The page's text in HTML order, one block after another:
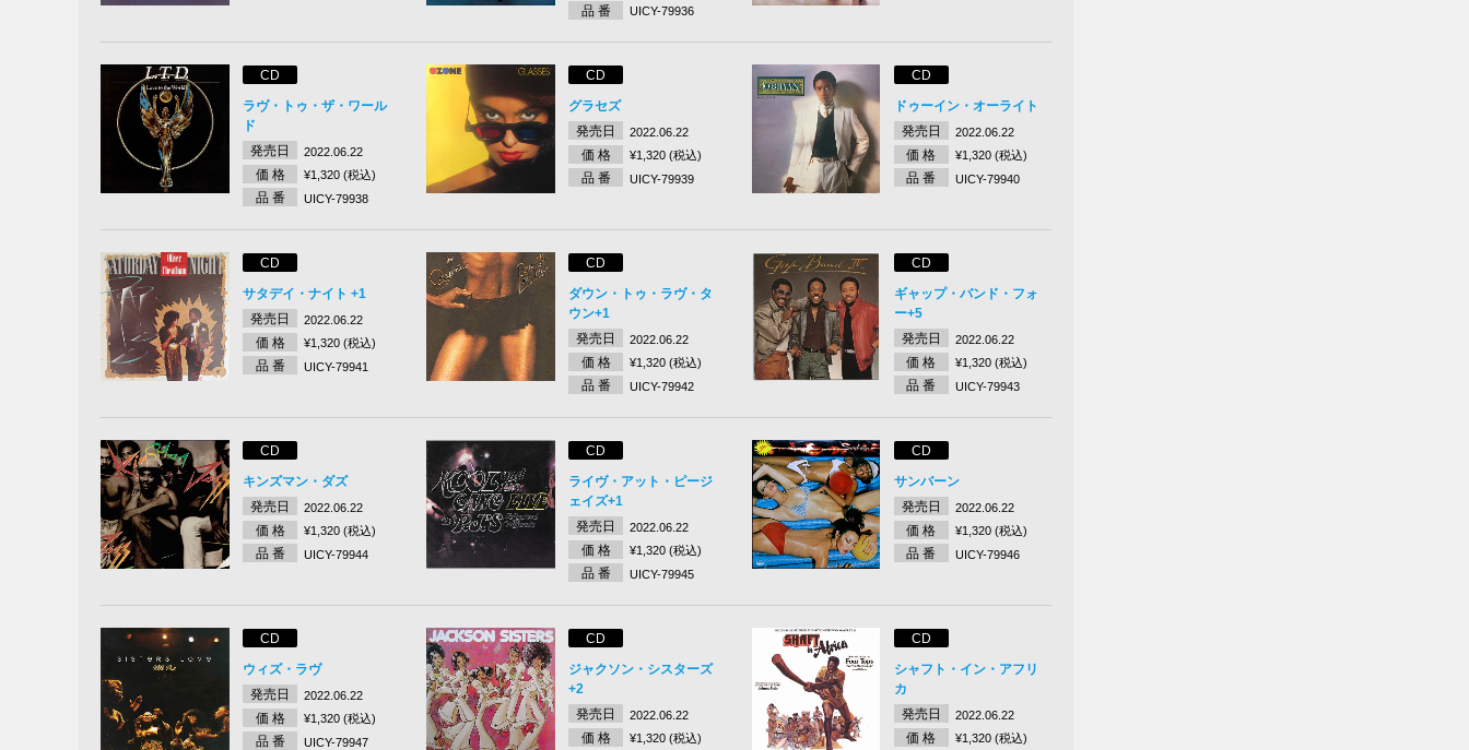
品 番 UICY-79936
CD
ラヴ・トゥ・ザ・ワール
ド
発売日
2022.06.22
価 格 ¥1,320 (税込)
品 番 UICY-79938
CD
グラセズ
発売日
2022.06.22
価 格 ¥1,320 (税込)
品 番 UICY-79939
CD
ドゥーイン・オーライト
発売日
2022.06.22
価 格 ¥1,320 (税込)
品 番 UICY-79940
CD
サタデイ・ナイト +1
発売日
2022.06.22
価 格 ¥1,320 (税込)
品 番 UICY-79941
CD
ダウン・トゥ・ラヴ・タ
ウン+1
発売日
2022.06.22
価 格 ¥1,320 (税込)
品 番 UICY-79942
CD
ギャップ・バンド・フォ
ー+5
発売日
2022.06.22
価 格 ¥1,320 (税込)
品 番 UICY-79943
CD
キンズマン・ダズ
発売日
2022.06.22
価 格 ¥1,320 (税込)
品 番 UICY-79944
CD
ライヴ・アット・ピージ
ェイズ+1
発売日
2022.06.22
価 格 ¥1,320 (税込)
品 番 UICY-79945
CD
サンバーン
発売日
2022.06.22
価 格 ¥1,320 (税込)
品 番 UICY-79946
CD
ウィズ・ラヴ
発売日
2022.06.22
価 格 ¥1,320 (税込)
品 番 UICY-79947
CD
ジャクソン・シスターズ
+2
発売日
2022.06.22
価 格 ¥1,320 (税込)
CD
シャフト・イン・アフリ
カ
発売日
2022.06.22
価 格 ¥1,320 (税込)